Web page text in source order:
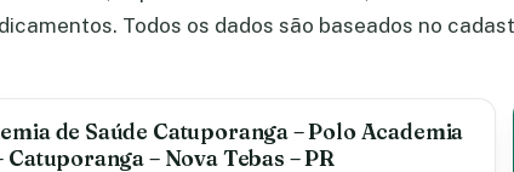
Todos os dados são baseados no
de Saúde Catuporanga – Polo Academia
Catuporanga – Nova Tebas – PR